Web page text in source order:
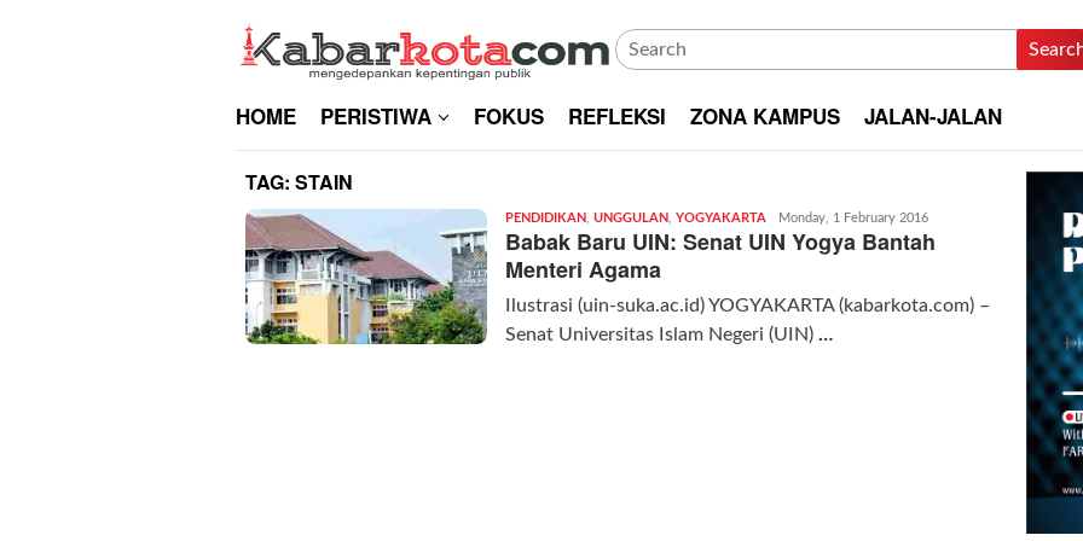
HOME PERISTIWA FOKUS REFLEKSI ZONA KAMPUS JALAN-JALAN
TAG: STAIN
PENDIDIKAN UNGGULAN YOGYAKARTA Redaksi
|
kabarkota
Monday, 1 February 2016
Babak Baru UIN: Senat UIN Yogya Bantah
Menteri Agama
Ilustrasi (uin-suka.ac.id) YOGYAKARTA (kabarkota.com) –
Senat Universitas Islam Negeri (UIN) …